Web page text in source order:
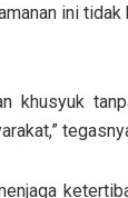
ini tidak
khusyuk